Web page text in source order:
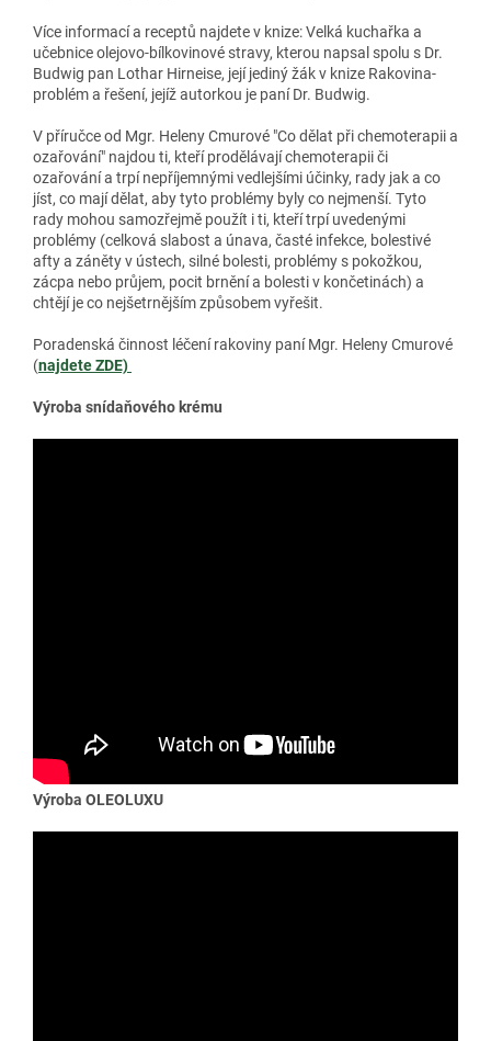
Více informací a receptů najdete v knize: Velká kuchařka a
učebnice olejovo-bílkovinové stravy, kterou napsal spolu s Dr.
Budwig pan Lothar Hirneise, její jediný žák v knize Rakovina-
problém a řešení, jejíž autorkou je paní Dr. Budwig.
V příručce od Mgr. Heleny Cmurové "Co dělat při chemoterapii a
ozařování" najdou ti, kteří prodělávají chemoterapii či
ozařování a trpí nepříjemnými vedlejšími účinky, rady jak a co
jíst, co mají dělat, aby tyto problémy byly co nejmenší. Tyto
rady mohou samozřejmě použít i ti, kteří trpí uvedenými
problémy (celková slabost a únava, časté infekce, bolestivé
afty a záněty v ústech, silné bolesti, problémy s pokožkou,
zácpa nebo průjem, pocit brnění a bolesti v končetinách) a
chtějí je co nejšetrnějším způsobem vyřešit.
Poradenská činnost léčení rakoviny paní Mgr. Heleny Cmurové
(najdeteZDE)
Výroba snídaňového krému
Výroba OLEOLUXU